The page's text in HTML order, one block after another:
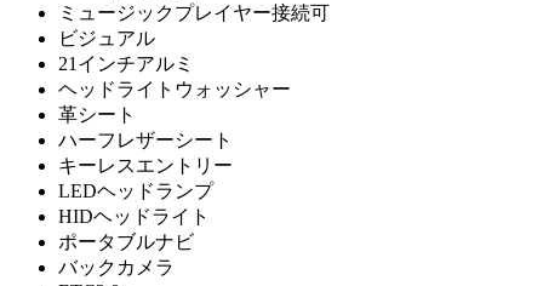
ミュージックプレイヤー接続可
ビジュアル
21インチアルミ
ヘッドライトウォッシャー
革シート
ハーフレザーシート
キーレスエントリー
LEDヘッドランプ
HIDヘッドライト
ポータブルナビ
バックカメラ